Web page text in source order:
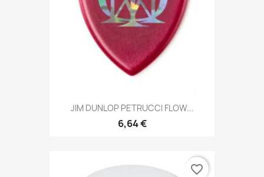
JIM DUNLOP PETRUCCI FLOW...
6,64 €
favorite_border